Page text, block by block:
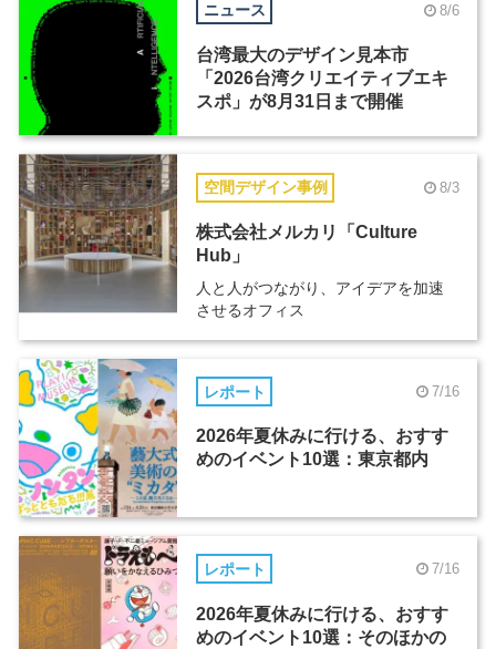
ニュース 8/6
台湾最大のデザイン見本市
「2026台湾クリエイティブエキ
スポ」が8月31日まで開催
空間デザイン事例 8/3
株式会社メルカリ「Culture
Hub」
人と人がつながり、アイデアを加速
させるオフィス
レポート 7/16
2026年夏休みに行ける、おすす
めのイベント10選：東京都内
レポート 7/16
2026年夏休みに行ける、おすす
めのイベント10選：そのほかの